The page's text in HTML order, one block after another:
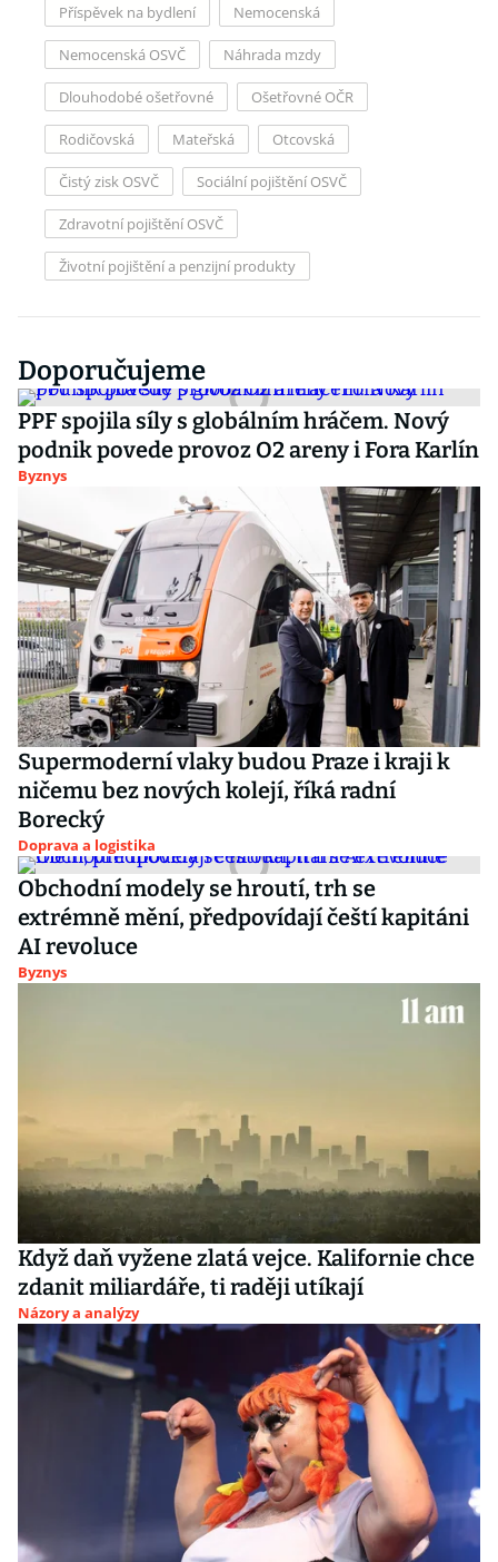
Příspěvek na bydlení Nemocenská
Nemocenská OSVČ Náhrada mzdy
Dlouhodobé ošetřovné Ošetřovné OČR
Rodičovská Mateřská Otcovská
Čistý zisk OSVČ Sociální pojištění OSVČ
Zdravotní pojištění OSVČ
Životní pojištění a penzijní produkty
Doporučujeme
PPF spojila síly s globálním hráčem. Nový
podnik povede provoz O2 areny i Fora Karlín
Byznys
Supermoderní vlaky budou Praze i kraji k
ničemu bez nových kolejí, říká radní
Borecký
Doprava a logistika
Obchodní modely se hroutí, trh se
extrémně mění, předpovídají čeští kapitáni
AI revoluce
Byznys
Když daň vyžene zlatá vejce. Kalifornie chce
zdanit miliardáře, ti raději utíkají
Názory a analýzy